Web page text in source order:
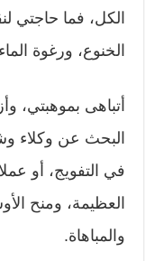
الكل، فما حاجتي
الخنوع، ورغوة
أتباهى بموهبتي،
البحث عن وكلاء
في التفويج، أو
العظيمة، ومنح
والمباهاة.